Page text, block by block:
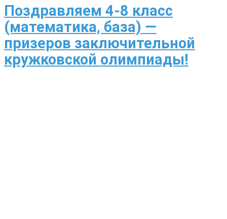
Поздравляем 4-8 класс
(математика, база) —
призеров заключительной
кружковской олимпиады!